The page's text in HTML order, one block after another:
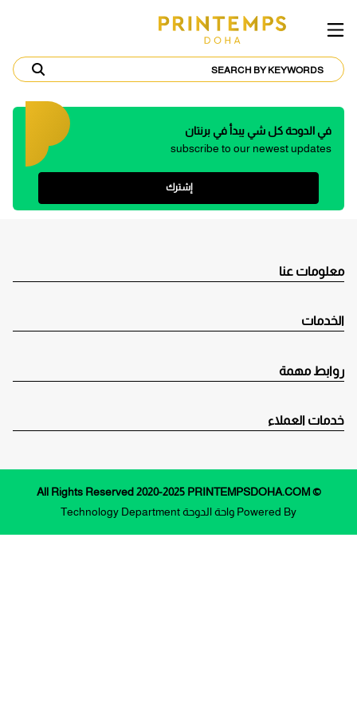
في الدوحة كل شي يبدأ في برنتان
subscribe to our newest updates
إشترك
معلومات عنا
الخدمات
روابط مهمة
خدمات العملاء
© All Rights Reserved 2020-2025 PRINTEMPSDOHA.COM
Powered By واحة الدوحة